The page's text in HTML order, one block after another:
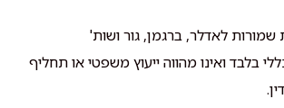
בלבד ואינו מהווה ייעוץ משפטי או תחליף